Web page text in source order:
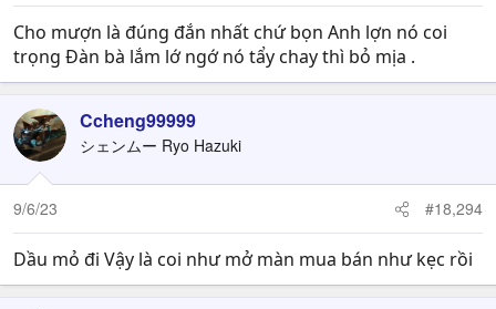
Cho mượn là đúng đắn nhất chứ bọn Anh lợn nó coi
trọng Đàn bà lắm lớ ngớ nó tẩy chay thì bỏ mịa .
Ccheng99999
シェンムー Ryo Hazuki
9/6/23 #18,294
Dầu mỏ đi Vậy là coi như mở màn mua bán như kẹc rồi